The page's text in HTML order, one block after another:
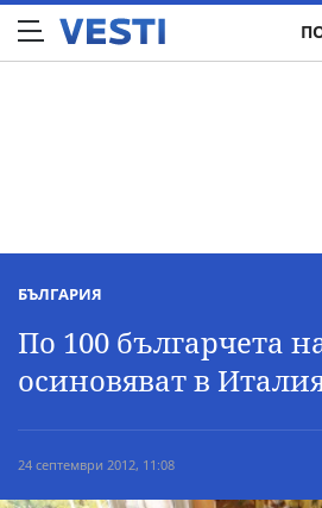
БЪЛГАРИЯ
По 100 българчета
осиновяват в
24 септември 2012, 11:08